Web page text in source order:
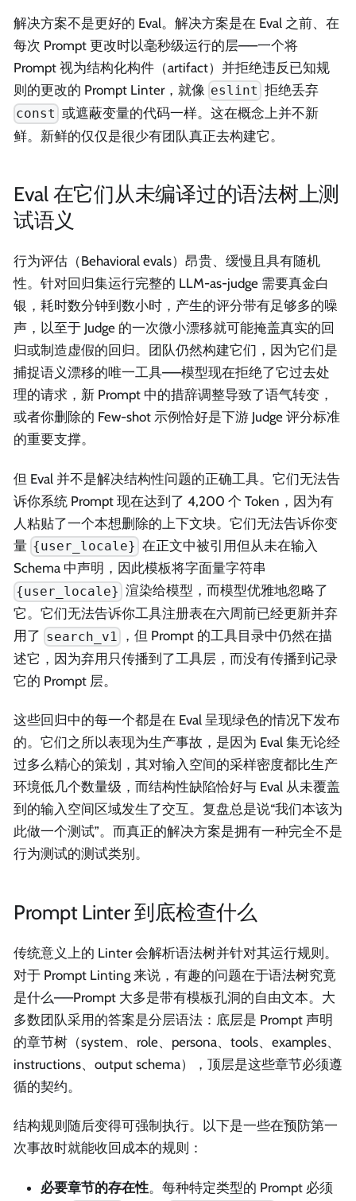
解决方案不是更好的 Eval。解决方案是在 Eval 之前、在
每次 Prompt 更改时以毫秒级运行的层——一个将
Prompt 视为结构化构件（artifact）并拒绝违反已知规
则的更改的 Prompt Linter，就像 eslint 拒绝丢弃
const 或遮蔽变量的代码一样。这在概念上并不新
鲜。新鲜的仅仅是很少有团队真正去构建它。
Eval 在它们从未编译过的语法树上测
试语义
行为评估（Behavioral evals）昂贵、缓慢且具有随机
性。针对回归集运行完整的 LLM-as-judge 需要真金白
银，耗时数分钟到数小时，产生的评分带有足够多的噪
声，以至于 Judge 的一次微小漂移就可能掩盖真实的回
归或制造虚假的回归。团队仍然构建它们，因为它们是
捕捉语义漂移的唯一工具——模型现在拒绝了它过去处
理的请求，新 Prompt 中的措辞调整导致了语气转变，
或者你删除的 Few-shot 示例恰好是下游 Judge 评分标准
的重要支撑。
但 Eval 并不是解决结构性问题的正确工具。它们无法告
诉你系统 Prompt 现在达到了 4,200 个 Token，因为有
人粘贴了一个本想删除的上下文块。它们无法告诉你变
量 {user_locale} 在正文中被引用但从未在输入
Schema 中声明，因此模板将字面量字符串
{user_locale} 渲染给模型，而模型优雅地忽略了
它。它们无法告诉你工具注册表在六周前已经更新并弃
用了 search_v1
，但 Prompt 的工具目录中仍然在描
述它，因为弃用只传播到了工具层，而没有传播到记录
它的 Prompt 层。
这些回归中的每一个都是在 Eval 呈现绿色的情况下发布
的。它们之所以表现为生产事故，是因为 Eval 集无论经
过多么精心的策划，其对输入空间的采样密度都比生产
环境低几个数量级，而结构性缺陷恰好与 Eval 从未覆盖
到的输入空间区域发生了交互。复盘总是说“我们本该为
此做一个测试”。而真正的解决方案是拥有一种完全不是
行为测试的测试类别。
Prompt Linter 到底检查什么
传统意义上的 Linter 会解析语法树并针对其运行规则。
对于 Prompt Linting 来说，有趣的问题在于语法树究竟
是什么——Prompt 大多是带有模板孔洞的自由文本。大
多数团队采用的答案是分层语法：底层是 Prompt 声明
的章节树（system、role、persona、tools、examples、
instructions、output schema），顶层是这些章节必须遵
循的契约。
结构规则随后变得可强制执行。以下是一些在预防第一
次事故时就能收回成本的规则：
必要章节的存在性。每种特定类型的 Prompt 必须